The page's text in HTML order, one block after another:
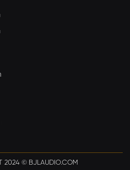
2024 © BJLAUDIO.COM